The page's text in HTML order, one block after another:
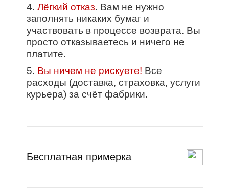
4. Лёгкий отказ. Вам не нужно
заполнять никаких бумаг и
участвовать в процессе возврата. Вы
просто отказываетесь и ничего не
платите.
5. Вы ничем не рискуете! Все
расходы (доставка, страховка, услуги
курьера) за счёт фабрики.
Бесплатная примерка